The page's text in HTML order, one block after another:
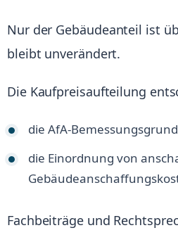
Nur der Gebäudeanteil ist
bleibt unverändert.
Die Kaufpreisaufteilung
die AfA-
die Einordnung von
Fachbeiträge und